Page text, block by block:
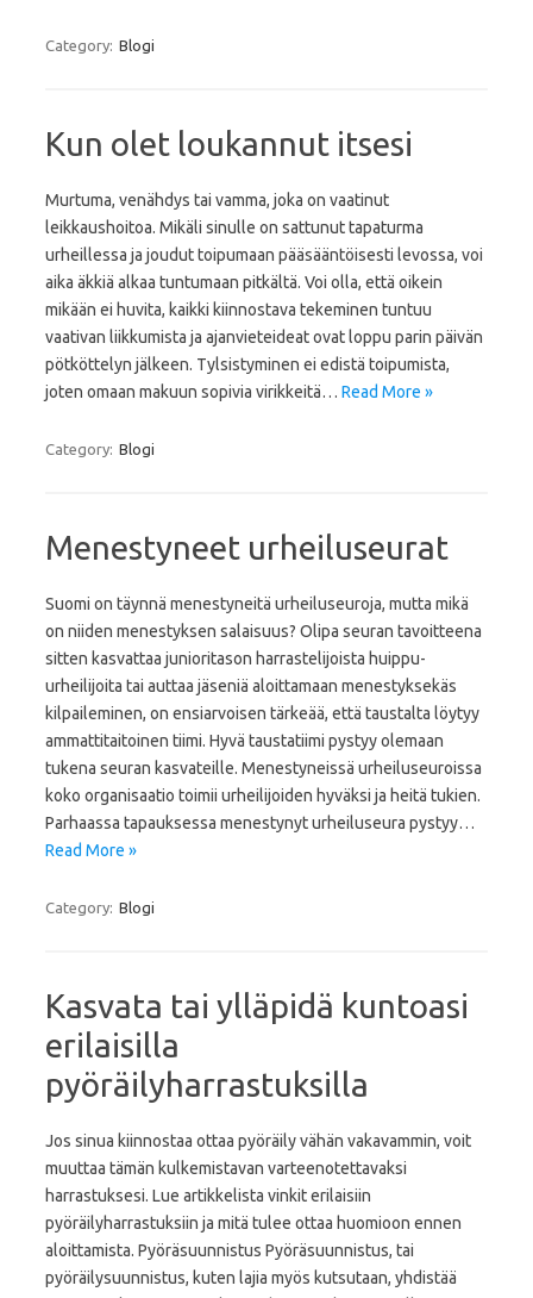
Category: Blogi
Kun olet loukannut itsesi
Murtuma, venähdys tai vamma, joka on vaatinut
leikkaushoitoa. Mikäli sinulle on sattunut tapaturma
urheillessa ja joudut toipumaan pääsääntöisesti levossa, voi
aika äkkiä alkaa tuntumaan pitkältä. Voi olla, että oikein
mikään ei huvita, kaikki kiinnostava tekeminen tuntuu
vaativan liikkumista ja ajanvieteideat ovat loppu parin päivän
pötköttelyn jälkeen. Tylsistyminen ei edistä toipumista,
joten omaan makuun sopivia virikkeitä… Read More »
Category: Blogi
Menestyneet urheiluseurat
Suomi on täynnä menestyneitä urheiluseuroja, mutta mikä
on niiden menestyksen salaisuus? Olipa seuran tavoitteena
sitten kasvattaa junioritason harrastelijoista huippu-
urheilijoita tai auttaa jäseniä aloittamaan menestyksekäs
kilpaileminen, on ensiarvoisen tärkeää, että taustalta löytyy
ammattitaitoinen tiimi. Hyvä taustatiimi pystyy olemaan
tukena seuran kasvateille. Menestyneissä urheiluseuroissa
koko organisaatio toimii urheilijoiden hyväksi ja heitä tukien.
Parhaassa tapauksessa menestynyt urheiluseura pystyy…
Read More »
Category: Blogi
Kasvata tai ylläpidä kuntoasi
erilaisilla
pyöräilyharrastuksilla
Jos sinua kiinnostaa ottaa pyöräily vähän vakavammin, voit
muuttaa tämän kulkemistavan varteenotettavaksi
harrastuksesi. Lue artikkelista vinkit erilaisiin
pyöräilyharrastuksiin ja mitä tulee ottaa huomioon ennen
aloittamista. Pyöräsuunnistus Pyöräsuunnistus, tai
pyöräilysuunnistus, kuten lajia myös kutsutaan, yhdistää